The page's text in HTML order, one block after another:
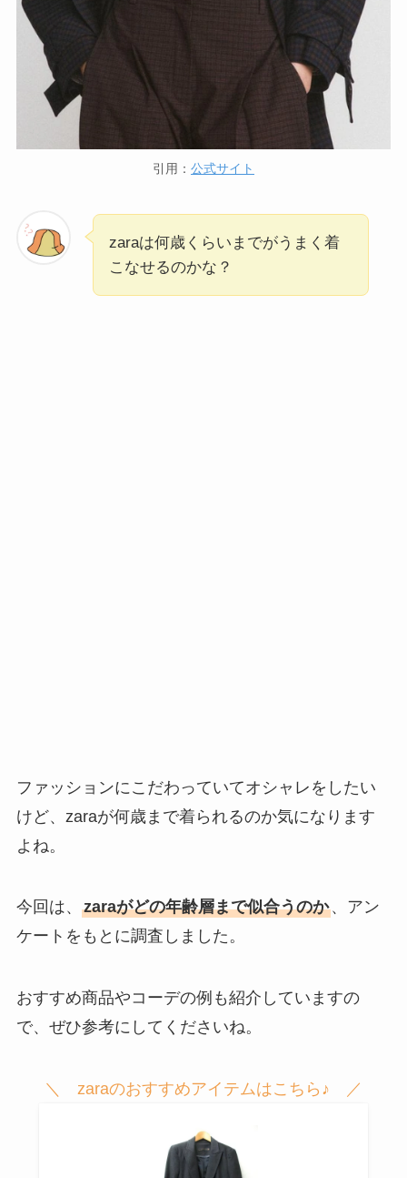
引用： 公式サイト
zaraは何歳くらいまでがうまく着
こなせるのかな？
ファッションにこだわっていてオシャレをしたい
けど、zaraが何歳まで着られるのか気になります
よね。
今回は、 zaraがどの年齢層まで似合うのか、アン
ケートをもとに調査しました。
おすすめ商品やコーデの例も紹介していますの
で、ぜひ参考にしてくださいね。
＼ zaraのおすすめアイテムはこちら♪ ／